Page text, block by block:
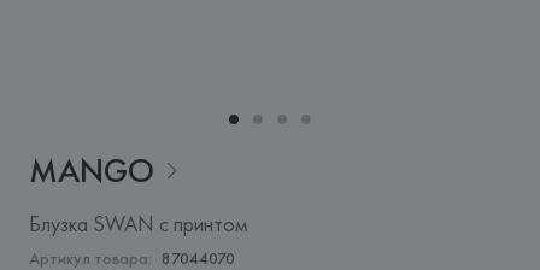
MANGO
Блузка SWAN с принтом
Артикул товара: 87044070